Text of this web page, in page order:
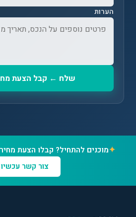
הערות
שלח ← קבל הצעת
✦מוכנים להתחיל? קבלו הצעת
צור קשר עכשיו